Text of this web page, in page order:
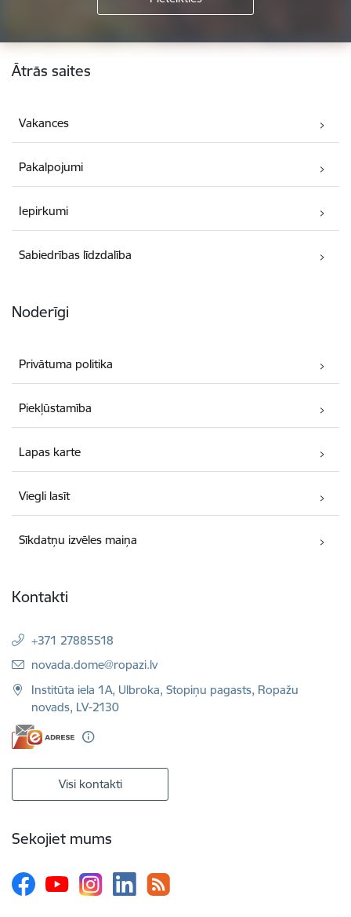
Kājene
Ātrās saites
Vakances
Pakalpojumi
Iepirkumi
Sabiedrības līdzdalība
Noderīgi
Privātuma politika
Piekļūstamība
Lapas karte
Viegli lasīt
Sīkdatņu izvēles maiņa
Kontakti
+371 27885518
E-pasts:
novada.dome@ropazi.lv
Institūta iela 1A, Ulbroka, Stopiņu pagasts, Ropažu
novads, LV-2130
Visi kontakti
Sekojiet mums